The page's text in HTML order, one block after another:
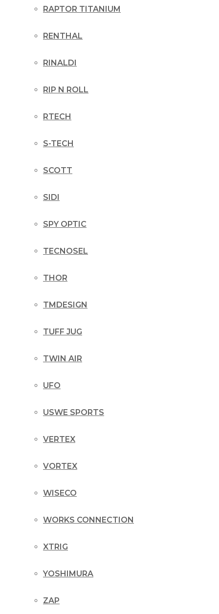
RAPTOR TITANIUM
RENTHAL
RINALDI
RIP N ROLL
RTECH
S-TECH
SCOTT
SIDI
SPY OPTIC
TECNOSEL
THOR
TMDESIGN
TUFF JUG
TWIN AIR
UFO
USWE SPORTS
VERTEX
VORTEX
WISECO
WORKS CONNECTION
XTRIG
YOSHIMURA
ZAP